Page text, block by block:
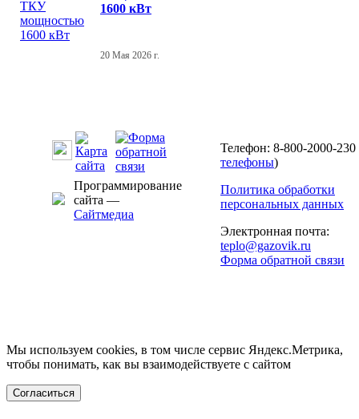
1600 кВт
20 Мая 2026 г.
Программирование
сайта —
Сайтмедиа
Телефон: 8-800-2000-230
телефоны)
Политика обработки
персональных данных
Электронная почта:
teplo@gazovik.ru
Форма обратной связи
Мы используем cookies, в том числе сервис Яндекс.Метрика,
чтобы понимать, как вы взаимодействуете с сайтом
Согласиться